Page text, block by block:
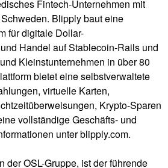
Fintech-Unternehmen mit
Blipply baut eine
für digitale Dollar-
Handel auf Stablecoin-Rails und
Kleinstunternehmen in über 80
bietet eine selbstverwaltete
virtuelle Karten,
Krypto-Sparen
vollständige Geschäfts- und
unterblipply.com.
der OSL-Gruppe, ist der führende